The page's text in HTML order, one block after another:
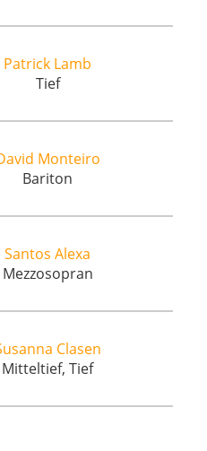
Patrick Lamb
Tief
Monteiro
Bariton
Santos Alexa
Mezzosopran
Clasen
Mitteltief, Tief